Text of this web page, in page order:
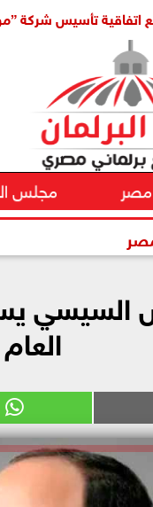
تأسيس شركة
مصر مجلس
السيسي